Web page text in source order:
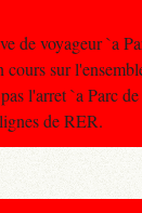
de voyageur `a
sur
l'arret `a Parc
de RER.